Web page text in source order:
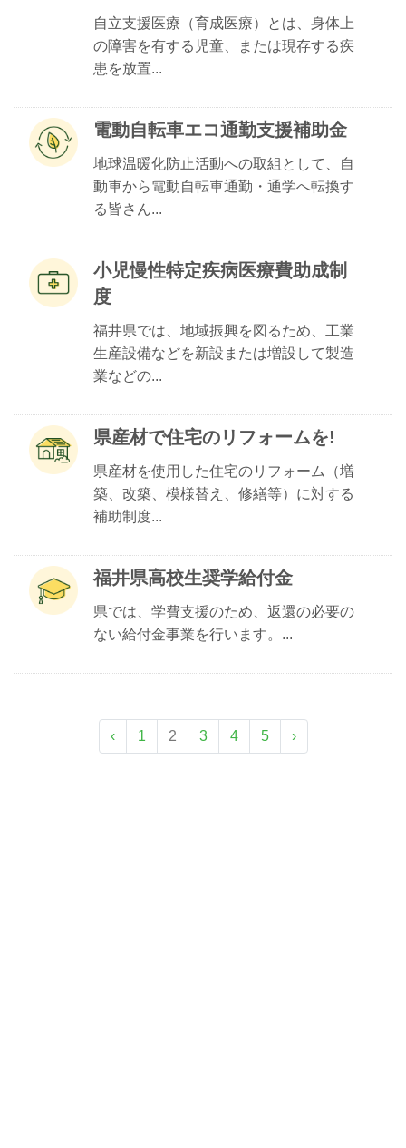
自立支援医療（育成医療）とは、身体上
の障害を有する児童、または現存する疾
患を放置...
電動自転車エコ通勤支援補助金
地球温暖化防止活動への取組として、自
動車から電動自転車通勤・通学へ転換す
る皆さん...
小児慢性特定疾病医療費助成制
度
福井県では、地域振興を図るため、工業
生産設備などを新設または増設して製造
業などの...
県産材で住宅のリフォームを!
県産材を使用した住宅のリフォーム（増
築、改築、模様替え、修繕等）に対する
補助制度...
福井県高校生奨学給付金
県では、学費支援のため、返還の必要の
ない給付金事業を行います。...
‹ 1 2 3 4 5 ›